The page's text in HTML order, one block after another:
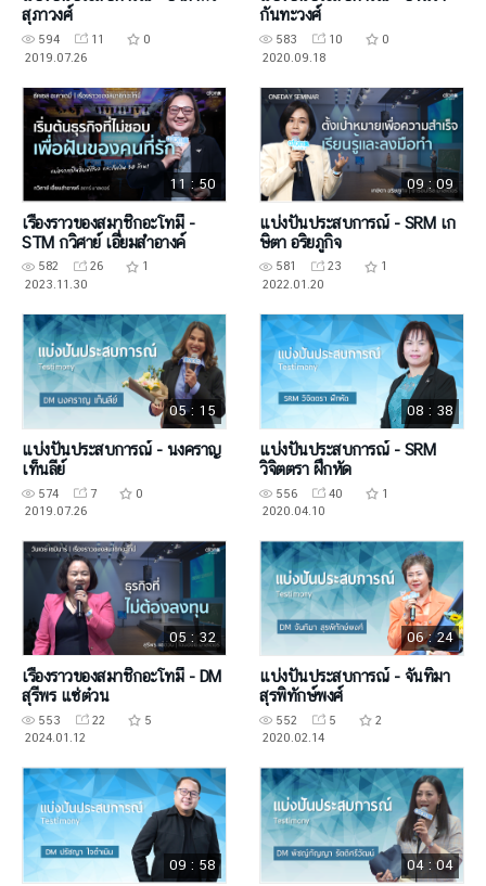
สุภาวงศ์
594 11
0
2019.07.26
กันทะวงศ์
583 10
0
2020.09.18
11 : 50
เรื่องราวของสมาชิกอะโทมี่ -
STM กวิศาย์ เอี่่ยมสำอางค์
582 26
1
2023.11.30
09 : 09
แบ่งปันประสบการณ์ - SRM เก
ษิตา อริยภูกิจ
581 23
1
2022.01.20
05 : 15
แบ่งปันประสบการณ์ - นงคราญ
เท็นลีย์
574 7
0
2019.07.26
08 : 38
แบ่งปันประสบการณ์ - SRM
วิจิตตรา ฝึกหัด
556 40
1
2020.04.10
05 : 32
เรื่องราวของสมาชิกอะโทมี่ - DM
สุรีพร แซ่ต๋วน
553 22
5
2024.01.12
06 : 24
แบ่งปันประสบการณ์ - จันทิมา
สุรพิทักษ์พงศ์
552 5
2
2020.02.14
09 : 58 04 : 04